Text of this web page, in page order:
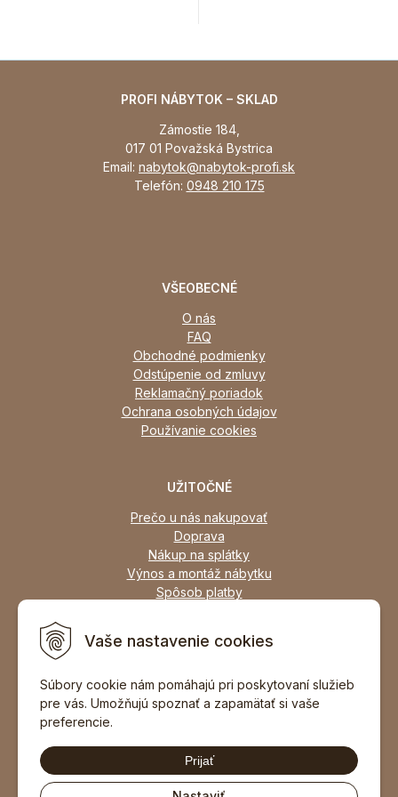
Vaše nastavenie cookies
Súbory cookie nám pomáhajú pri poskytovaní služieb
pre vás. Umožňujú spoznať a zapamätať si vaše
preferencie.
Prijať
PROFI NÁBYTOK – SKLAD
Zámostie 184,
017 01 Považská Bystrica
Email: nabytok@nabytok-profi.sk
Telefón: 0948 210 175
VŠEOBECNÉ
O nás
FAQ
Obchodné podmienky
Odstúpenie od zmluvy
Reklamačný poriadok
Ochrana osobných údajov
Používanie cookies
UŽITOČNÉ
Prečo u nás nakupovať
Doprava
Nákup na splátky
Výnos a montáž nábytku
Spôsob platby
Zariadime všetky typy interiérov
DOPORUČIŤ ZNÁMEMU